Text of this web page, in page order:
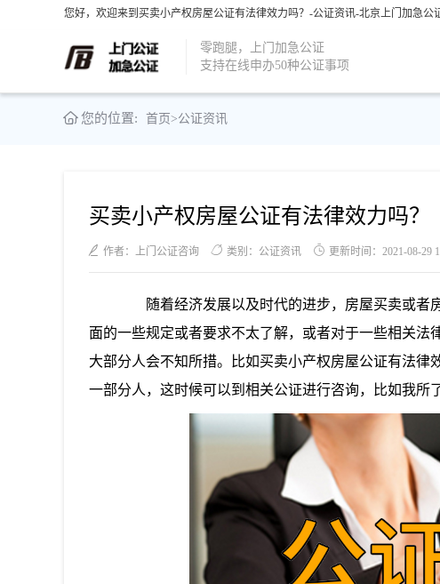
您好，欢迎来到买卖小产权房屋公证有法律效力吗？-公证资讯-北京上门加急公
零跑腿，上门加急公证
支持在线申办50种公证事项
您的位置: 首页>公证资讯
买卖小产权房屋公证有法律效力吗？
作者：上门公证咨询 类别：公证资讯 更新时间：2021-08-29
随着经济发展以及时代的进步，房屋买卖或者
面的一些规定或者要求不太了解，或者对于一些相关
大部分人会不知所措。比如买卖小产权房屋公证有法
一部分人，这时候可以到相关公证进行咨询，比如我所